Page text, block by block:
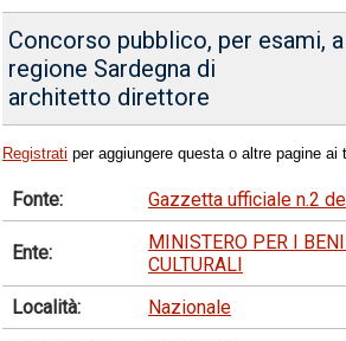
Concorso pubblico, per esami,
regione Sardegna di
architetto direttore
Registrati per aggiungere questa o altre pagine
Fonte: Gazzetta ufficiale n.2
Ente:
MINISTERO PER I
CULTURALI
Località:
Nazionale